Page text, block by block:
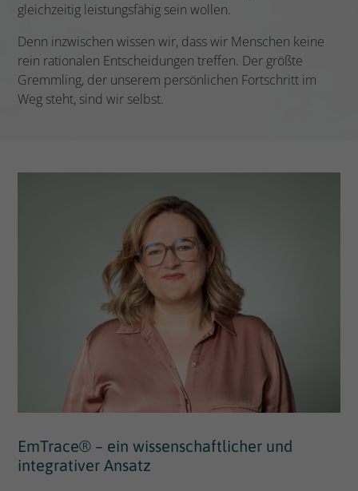
gleichzeitig leistungsfähig sein wollen.
Denn inzwischen wissen wir, dass wir Menschen keine
rein rationalen Entscheidungen treffen. Der größte
Gremmling, der unserem persönlichen Fortschritt im
Weg steht, sind wir selbst.
EmTrace® – ein wissenschaftlicher und
integrativer Ansatz